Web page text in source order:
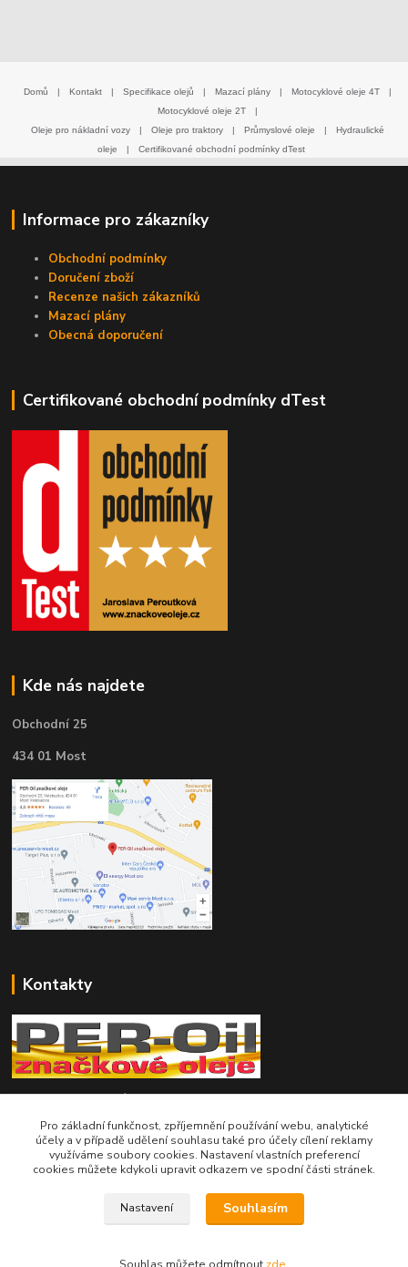
Domů | Kontakt | Specifikace olejů | Mazací plány | Motocyklové oleje 4T
|
Motocyklové oleje 2T
|
Oleje pro nákladní vozy
| Oleje pro traktory | Průmyslové oleje |
Hydraulické
oleje
| Certifikované obchodní podmínky dTest
Informace pro zákazníky
Obchodní podmínky
Doručení zboží
Recenze našich zákazníků
Mazací plány
Obecná doporučení
Certifikované obchodní podmínky dTest
Kde nás najdete
Obchodní 25
434 01 Most
Kontakty
Telefon pro technické dotazy: 775 113 255
Telefon do našeho obchodu : 774 993 479
info@znackoveoleje.cz
Pro základní funkčnost, zpříjemnění používání webu, analytické
účely a v případě udělení souhlasu také pro účely cílení reklamy
využíváme soubory cookies. Nastavení vlastních preferencí
cookies můžete kdykoli upravit odkazem ve spodní části stránek.
Nastavení Souhlasím